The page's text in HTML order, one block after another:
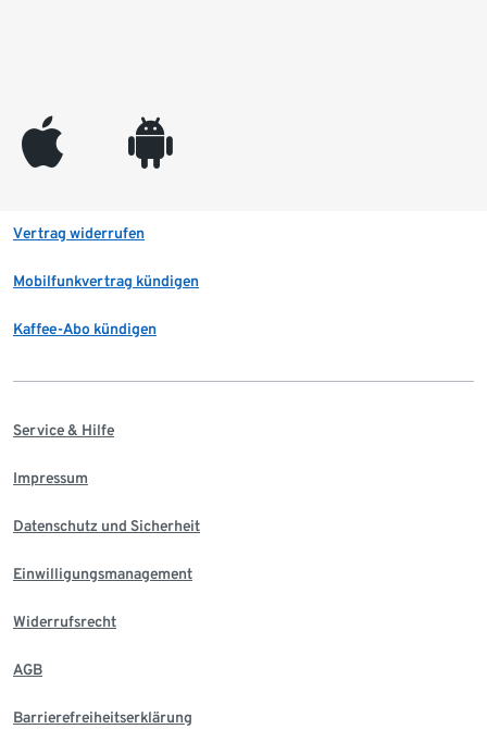
appleinc android
Vertrag widerrufen
Mobilfunkvertrag kündigen
Kaffee-Abo kündigen
Service & Hilfe
Impressum
Datenschutz und Sicherheit
Einwilligungsmanagement
Widerrufsrecht
AGB
Barrierefreiheitserklärung